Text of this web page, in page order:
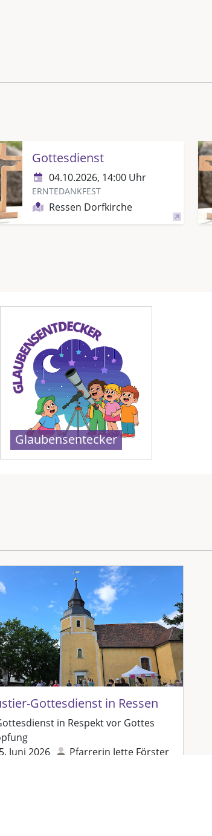
Gottesdienst
04.10.2026, 14:00 Uhr
ERNTEDANKFEST
Ressen Dorfkirche
Glaubensentecker
Gottesdienst in Ressen
in Respekt vor Gottes
Juni 2026
Pfarrerin Jette Förster